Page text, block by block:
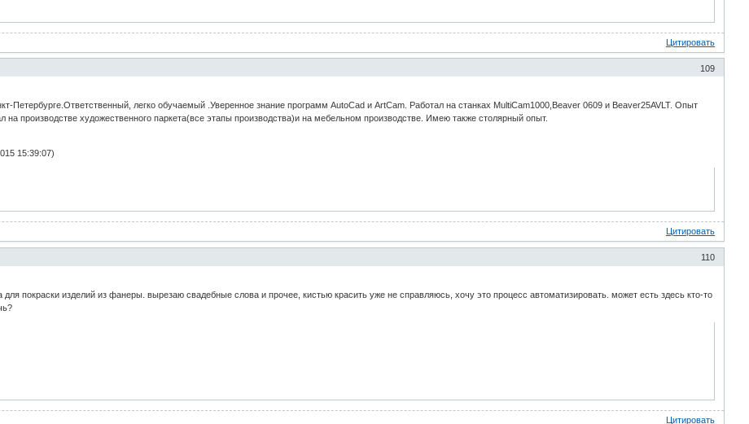
Цитировать
109
Петербурге.Ответственный, легко обучаемый .Уверенное знание программ AutoCad и ArtCam. Работал на станках MultiCam1000,Beaver 0609 и Beaver25AVLT. Опыт
на производстве художественного паркета(все этапы производства)и на мебельном производстве. Имею также столярный опыт.
15:39:07)
Цитировать
110
покраски изделий из фанеры. вырезаю свадебные слова и прочее, кистью красить уже не справляюсь, хочу это процесс автоматизировать. может есть здесь кто-то
Цитировать